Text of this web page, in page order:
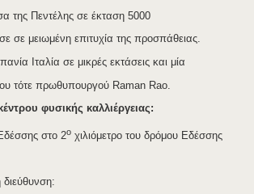
της Πεντέλης σε έκταση 5000
σε μειωμένη επιτυχία της προσπάθειας.
Ιταλία σε μικρές εκτάσεις και μία
τότε πρωθυπουργού Raman Rao.
φυσικής καλλιέργειας:
στο 2ο χιλιόμετρο του δρόμου Εδέσσης
διεύθυνση: